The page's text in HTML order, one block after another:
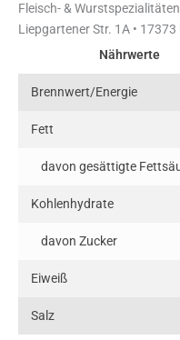
Fleisch- &
Liepgartener Str. 1A •
Nährwerte
Brennwert/Energie
Fett
davon gesättigte
Kohlenhydrate
davon Zucker
Eiweiß
Salz